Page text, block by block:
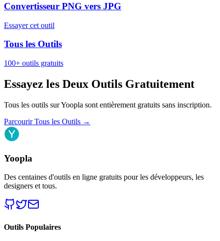
Convertisseur PNG vers JPG
Essayer cet outil
Tous les Outils
100+ outils gratuits
Essayez les Deux Outils Gratuitement
Tous les outils sur Yoopla sont entièrement gratuits sans inscription.
Parcourir Tous les Outils →
Yoopla
Des centaines d'outils en ligne gratuits pour les développeurs, les
designers et tous.
Outils Populaires